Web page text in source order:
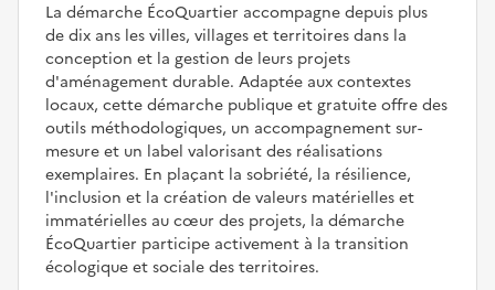
La démarche ÉcoQuartier accompagne depuis plus
de dix ans les villes, villages et territoires dans la
conception et la gestion de leurs projets
d'aménagement durable. Adaptée aux contextes
locaux, cette démarche publique et gratuite offre des
outils méthodologiques, un accompagnement sur-
mesure et un label valorisant des réalisations
exemplaires. En plaçant la sobriété, la résilience,
l'inclusion et la création de valeurs matérielles et
immatérielles au cœur des projets, la démarche
ÉcoQuartier participe activement à la transition
écologique et sociale des territoires.